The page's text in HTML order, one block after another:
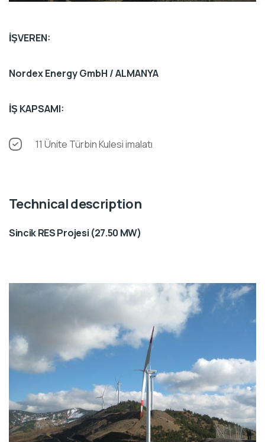
İŞVEREN:
Nordex Energy GmbH / ALMANYA
İŞ KAPSAMI:
11 Ünite Türbin Kulesi imalatı
Technical description
Sincik RES Projesi (27.50 MW)